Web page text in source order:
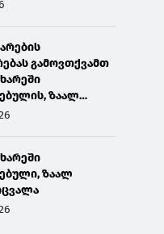
გამოვთქვამთ
ზაალ
გამო
ზაალ